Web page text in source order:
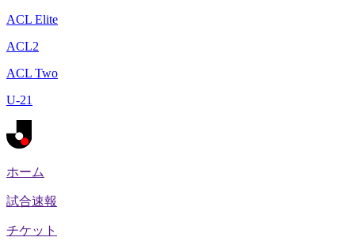
ACL Elite
ACL2
ACL Two
U-21
ホーム
試合速報
チケット